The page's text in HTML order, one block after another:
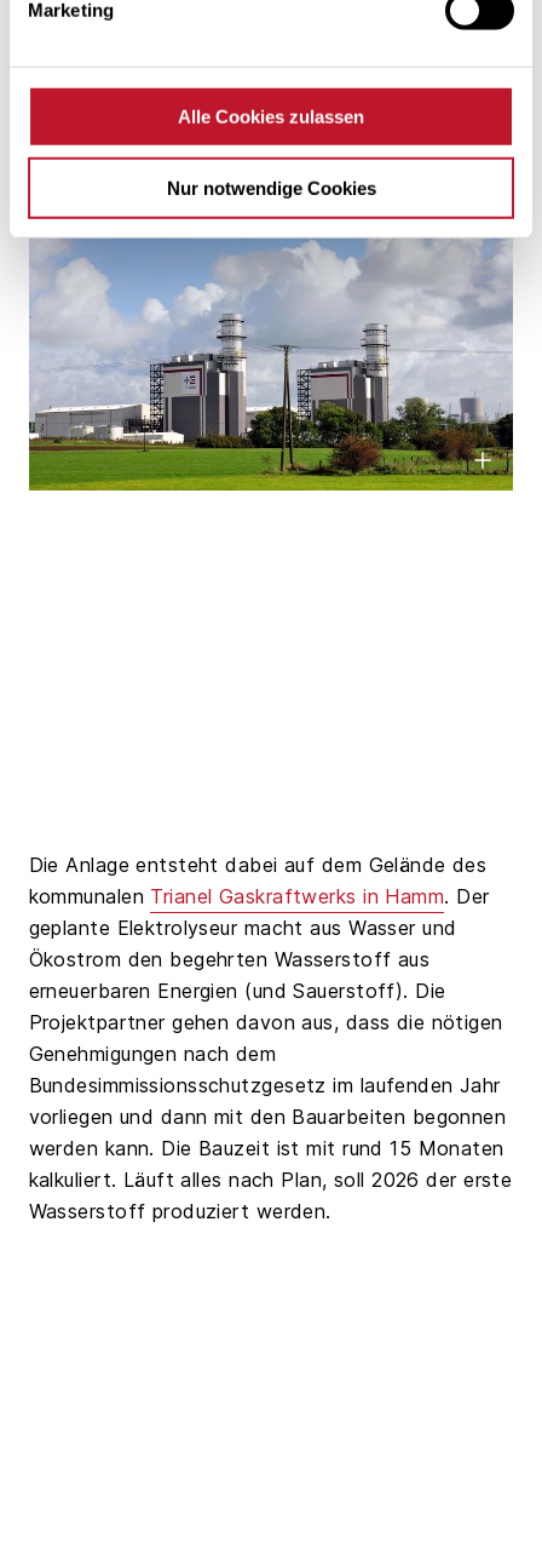
Marketing
Alle Cookies zulassen
Nur notwendige Cookies
Die Anlage entsteht dabei auf dem Gelände des
kommunalen Trianel Gaskraftwerks in Hamm. Der
geplante Elektrolyseur macht aus Wasser und
Ökostrom den begehrten Wasserstoff aus
erneuerbaren Energien (und Sauerstoff). Die
Projektpartner gehen davon aus, dass die nötigen
Genehmigungen nach dem
Bundesimmissionsschutzgesetz im laufenden Jahr
vorliegen und dann mit den Bauarbeiten begonnen
werden kann. Die Bauzeit ist mit rund 15 Monaten
kalkuliert. Läuft alles nach Plan, soll 2026 der erste
Wasserstoff produziert werden.